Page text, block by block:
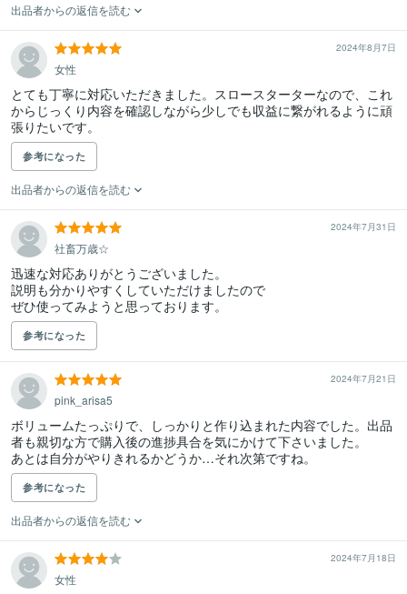
出品者からの返信を読む
2024年8月7日
女性
とても丁寧に対応いただきました。スロースターターなので、これ
からじっくり内容を確認しながら少しでも収益に繋がれるように頑
張りたいです。
参考になった
出品者からの返信を読む
2024年7月31日
社畜万歳☆
迅速な対応ありがとうございました。
説明も分かりやすくしていただけましたので
ぜひ使ってみようと思っております。
参考になった
2024年7月21日
pink_arisa5
ボリュームたっぷりで、しっかりと作り込まれた内容でした。出品
者も親切な方で購入後の進捗具合を気にかけて下さいました。
あとは自分がやりきれるかどうか…それ次第ですね。
参考になった
出品者からの返信を読む
2024年7月18日
女性